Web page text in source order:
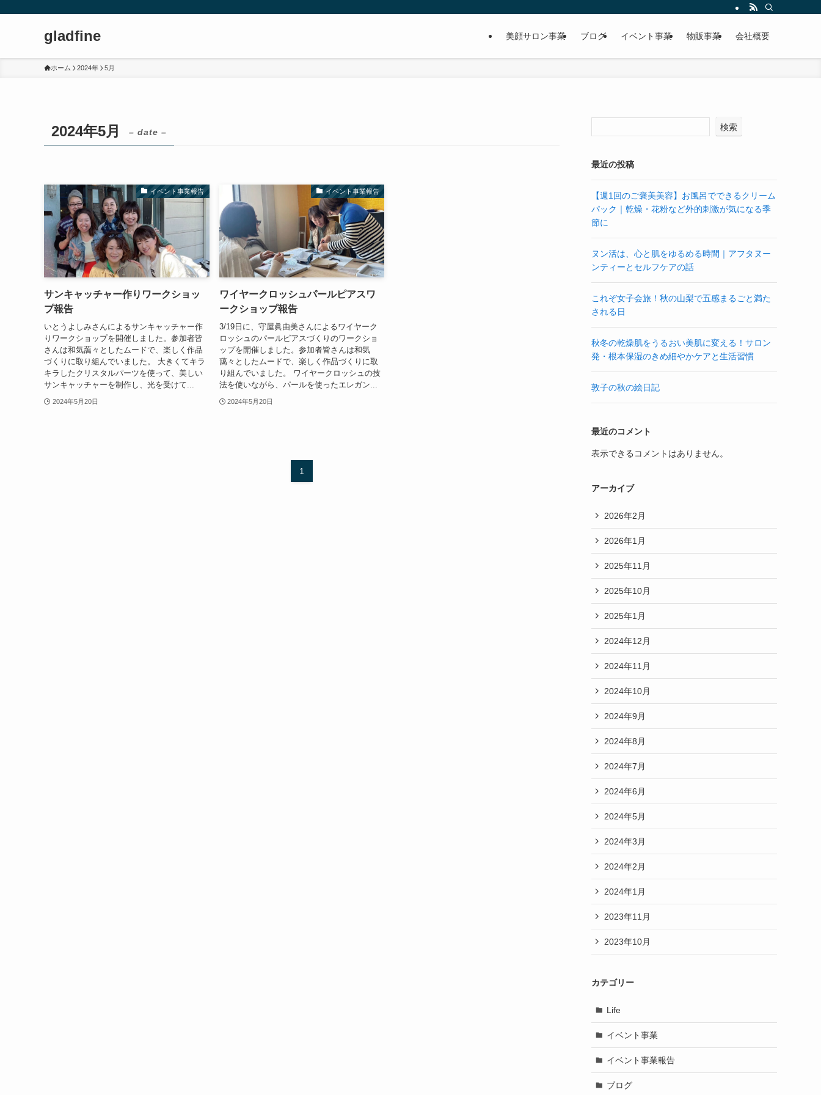
gladfine 美顔サロン事業 ブログ イベント事業 物販事業 会社概要
ホーム 2024年 5月
2024年5月 – date –
イベント事業報告
サンキャッチャー作りワークショッ
プ報告
いとうよしみさんによるサンキャッチャー作
りワークショップを開催しました。参加者皆
さんは和気藹々としたムードで、楽しく作品
づくりに取り組んでいました。 大きくてキラ
キラしたクリスタルパーツを使って、美しい
サンキャッチャーを制作し、光を受けて...
2024年5月20日
イベント事業報告
ワイヤークロッシュパールピアスワ
ークショップ報告
3/19日に、守屋眞由美さんによるワイヤーク
ロッシュのパールピアスづくりのワークショ
ップを開催しました。参加者皆さんは和気
藹々としたムードで、楽しく作品づくりに取
り組んでいました。 ワイヤークロッシュの技
法を使いながら、パールを使ったエレガン...
2024年5月20日
1
検索
最近の投稿
【週1回のご褒美美容】お風呂でできるクリーム
パック｜乾燥・花粉など外的刺激が気になる季
節に
ヌン活は、心と肌をゆるめる時間｜アフタヌー
ンティーとセルフケアの話
これぞ女子会旅！秋の山梨で五感まるごと満た
される日
秋冬の乾燥肌をうるおい美肌に変える！サロン
発・根本保湿のきめ細やかケアと生活習慣
敦子の秋の絵日記
最近のコメント
表示できるコメントはありません。
アーカイブ
2026年2月
2026年1月
2025年11月
2025年10月
2025年1月
2024年12月
2024年11月
2024年10月
2024年9月
2024年8月
2024年7月
2024年6月
2024年5月
2024年3月
2024年2月
2024年1月
2023年11月
2023年10月
カテゴリー
Life
イベント事業
イベント事業報告
ブログ